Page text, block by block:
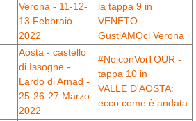
Verona - 11-12-
13 Febbraio
2022
la tappa 9 in
VENETO -
GustiAMOci Verona
Aosta - castello
di Issogne -
Lardo di Arnad -
25-26-27 Marzo
2022
#NoiconVoiTOUR -
tappa 10 in
VALLE D'AOSTA:
ecco come è andata